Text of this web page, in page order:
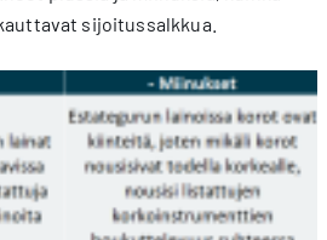
sijoitussalkkua.